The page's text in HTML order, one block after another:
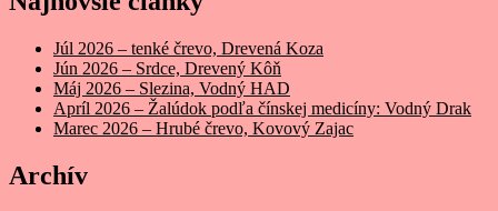
Júl 2026 – tenké črevo, Drevená Koza
Jún 2026 – Srdce, Drevený Kôň
Máj 2026 – Slezina, Vodný HAD
Apríl 2026 – Žalúdok podľa čínskej medicíny: Vodný Drak
Marec 2026 – Hrubé črevo, Kovový Zajac
Archív